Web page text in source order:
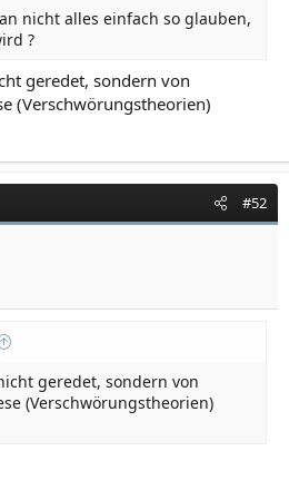
nicht alles einfach so glauben,
?
geredet, sondern von
(Verschwörungstheorien)
#52
geredet, sondern von
(Verschwörungstheorien)